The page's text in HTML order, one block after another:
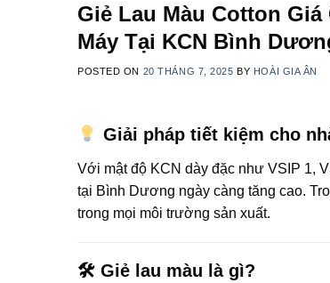
Giẻ Lau Màu Cotton
Máy Tại KCN Bình
POSTED ON 20 THÁNG 7, 2025 BY HOÀI GIA ÂN
Giải pháp tiết kiệm cho
Với mật độ KCN dày đặc như VSIP 1,
tại Bình Dương ngày càng tăng cao.
trong mọi môi trường sản xuất.
🛠 Giẻ lau màu là gì?